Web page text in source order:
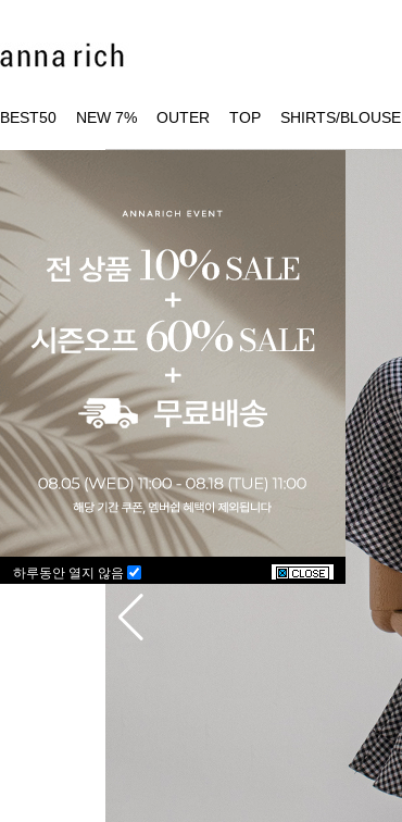
BEST50 NEW 7% OUTER TOP SHIRTS/BLOUSE
하루동안 열지 않음